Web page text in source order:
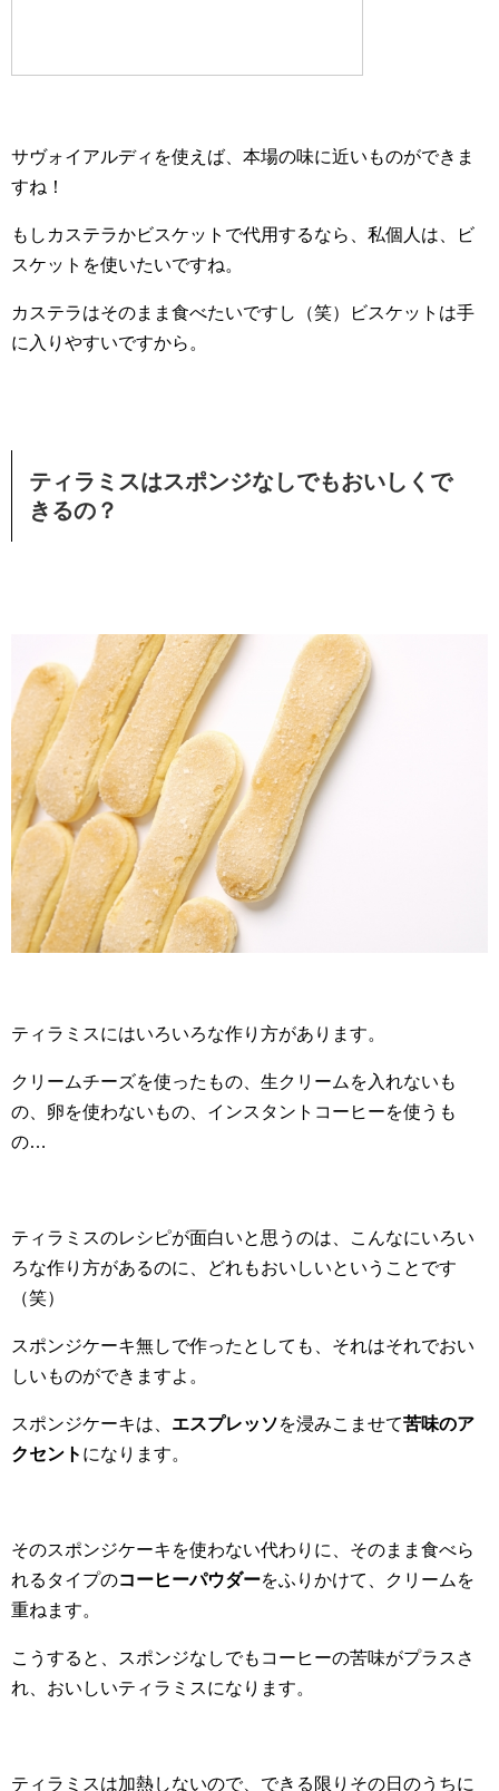
サヴォイアルディを使えば、本場の味に近いものができま
すね！
もしカステラかビスケットで代用するなら、私個人は、ビ
スケットを使いたいですね。
カステラはそのまま食べたいですし（笑）ビスケットは手
に入りやすいですから。
ティラミスはスポンジなしでもおいしくで
きるの？
ティラミスにはいろいろな作り方があります。
クリームチーズを使ったもの、生クリームを入れないも
の、卵を使わないもの、インスタントコーヒーを使うも
の…
ティラミスのレシピが面白いと思うのは、こんなにいろい
ろな作り方があるのに、どれもおいしいということです
（笑）
スポンジケーキ無しで作ったとしても、それはそれでおい
しいものができますよ。
スポンジケーキは、 エスプレッソを浸みこませて苦味のア
クセント になります。
そのスポンジケーキを使わない代わりに、そのまま食べら
れるタイプのコーヒーパウダーをふりかけて、クリームを
重ねます。
こうすると、スポンジなしでもコーヒーの苦味がプラスさ
れ、おいしいティラミスになります。
ティラミスは加熱しないので、できる限りその日のうちに